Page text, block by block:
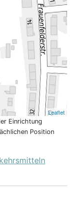
Leaflet
Einrichtung
Position